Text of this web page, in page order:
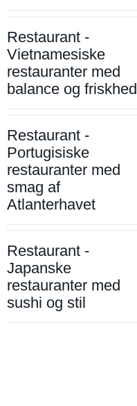
Restaurant -
Vietnamesiske
restauranter med
balance og friskhed
Restaurant -
Portugisiske
restauranter med
smag af
Atlanterhavet
Restaurant -
Japanske
restauranter med
sushi og stil